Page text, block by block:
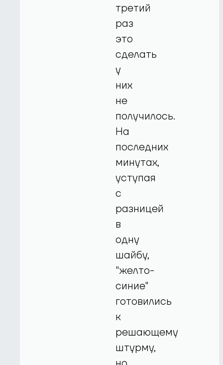
третий
раз
это
сделать
у
них
не
получилось.
На
последних
минутах,
уступая
с
разницей
в
одну
шайбу,
"желто-
синие"
готовились
к
решающему
штурму,